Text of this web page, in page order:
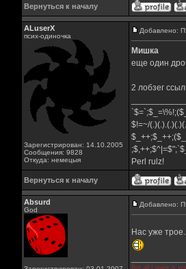
Вернуться к началу
ALuserX
псих-одиночка
Зарегистрирован: 14.10.2005
Сообщения: 9828
Откуда: немецыя
Добавлено:
Мишка
еще один
2 лобзег
$!=~/
Perl rulz!
Вернуться к началу
Absurd
God
Добавлено:
Нас уже
But all I want is